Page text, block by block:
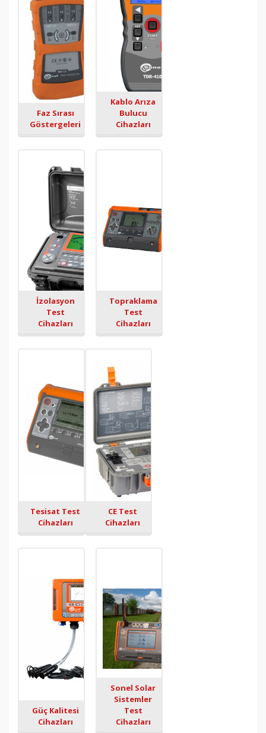
Faz Sırası
Göstergeleri
Kablo Arıza
Bulucu
Cihazları
İzolasyon
Test
Cihazları
Topraklama
Test
Cihazları
Tesisat Test
Cihazları
CE Test
Cihazları
Güç Kalitesi
Cihazları
Sonel Solar
Sistemler
Test
Cihazları